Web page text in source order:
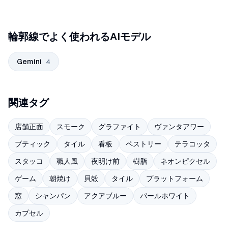
輪郭線でよく使われるAIモデル
Gemini 4
関連タグ
店舗正面 スモーク グラファイト
ヴァンタアワー
ブティック
タイル 看板 ペストリー
テラコッタ
スタッコ
職人風 夜明け前 樹脂
ネオンピクセル
ゲーム
朝焼け 貝殻 タイル
プラットフォーム
窓
シャンパン アクアブルー
パールホワイト
カプセル